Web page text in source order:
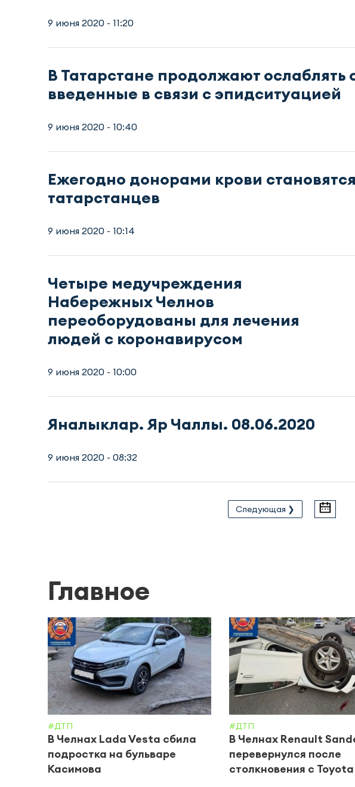
9 июня 2020 - 11:20
В Татарстане продолжают ослаблять
введенные в связи с эпидситуацией
9 июня 2020 - 10:40
Ежегодно донорами крови
татарстанцев
9 июня 2020 - 10:14
Четыре медучреждения
Набережных Челнов
переоборудованы для лечения
людей с коронавирусом
9 июня 2020 - 10:00
Яналыклар. Яр Чаллы. 08.06.2020
9 июня 2020 - 08:32
Следующая ❯
Главное
#ДТП
В Челнах Lada Vesta сбила
подростка на бульваре
Касимова
#ДТП
В Челнах Renault
перевернулся после
столкновения с Toyota